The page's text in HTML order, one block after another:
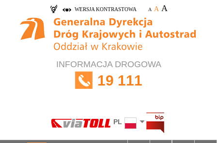
WERSJA KONTRASTOWA A A A
INFORMACJA DROGOWA
19 111
PL